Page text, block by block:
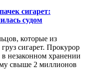
сигарет:
судом
которые из
сигарет. Прокурор
незаконном хранении
свыше 2 миллионов